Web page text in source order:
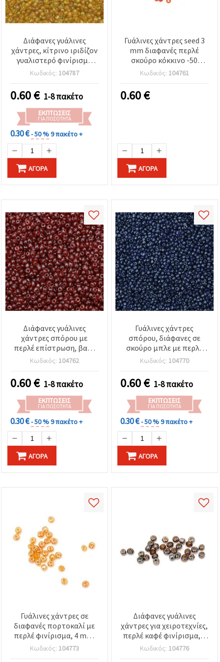
Διάφανες γυάλινες
χάντρες, κίτρινο ιριδίζον
γυαλιστερό φινίρισμα
(Rainbow), 4 mm, 50 g
Κωδικός: 104787
0.60€ 1-8 πακέτο
ΕΚΠΤΏΣΕΙΣ
ΓΙΑ ΠΟΣΌΤΗΤΑ
0.30 €- 50 %9 πακέτο +
ΑΓΟΡΆ
Γυάλινες χάντρες seed 3
mm διαφανές περλέ
σκούρο κόκκινο -50
γραμμάρια
Κωδικός: 104761
0.60€
ΑΓΟΡΆ
Διάφανες γυάλινες
χάντρες σπόρου με
περλέ επίστρωση, βαθύ
ρουμπινί (σκούρο
κόκκινο), 4 mm, 50 g
Κωδικός: 104762
0.60€ 1-8 πακέτο
ΕΚΠΤΏΣΕΙΣ
ΓΙΑ ΠΟΣΌΤΗΤΑ
0.30 €- 50 %9 πακέτο +
ΑΓΟΡΆ
Γυάλινες χάντρες
σπόρου, διάφανες σε
σκούρο μπλε με περλέ
φινίρισμα, 3 mm, 50 γρ.
Κωδικός: 104770
0.60€ 1-8 πακέτο
ΕΚΠΤΏΣΕΙΣ
ΓΙΑ ΠΟΣΌΤΗΤΑ
0.30 €- 50 %9 πακέτο +
ΑΓΟΡΆ
Γυάλινες χάντρες σε
διαφανές πορτοκαλί με
περλέ φινίρισμα, 4 mm,
50 g
Κωδικός: 104773
Διάφανες γυάλινες
χάντρες για χειροτεχνίες,
περλέ καφέ φινίρισμα, 4
mm, 50 γραμμάρια
Κωδικός: 104776